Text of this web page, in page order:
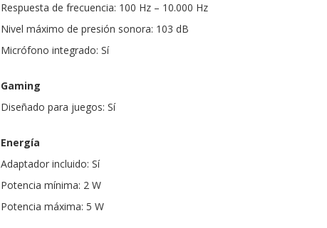
Respuesta de frecuencia: 100 Hz – 10.000 Hz
Nivel máximo de presión sonora: 103 dB
Micrófono integrado: Sí
Gaming
Diseñado para juegos: Sí
Energía
Adaptador incluido: Sí
Potencia mínima: 2 W
Potencia máxima: 5 W